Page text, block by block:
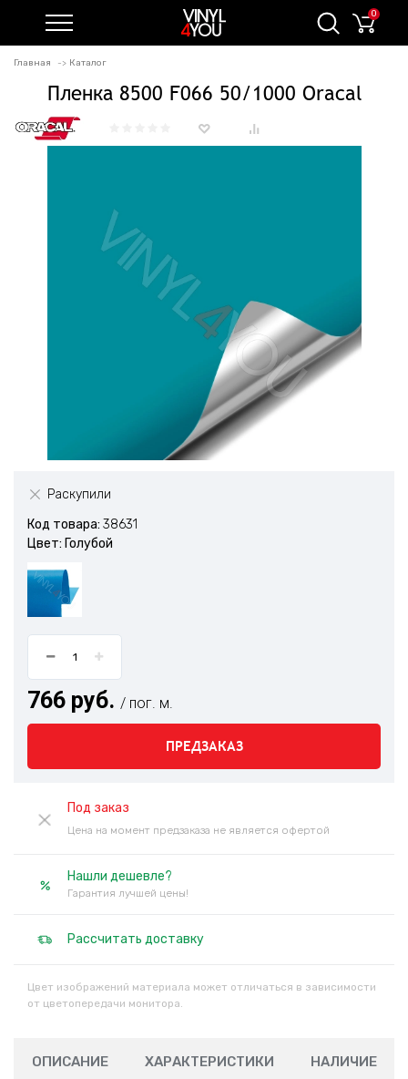
0
Главная Каталог
Пленка 8500 F066 50/1000 Oracal
Раскупили
Код товара: 38631
Цвет: Голубой
766 руб. / пог. м.
ПРЕДЗАКАЗ
Под заказ
Цена на момент предзаказа не является офертой
Нашли дешевле?
Гарантия лучшей цены!
Рассчитать доставку
Цвет изображений материала может отличаться в зависимости
от цветопередачи монитора.
ОПИСАНИЕ ХАРАКТЕРИСТИКИ НАЛИЧИЕ